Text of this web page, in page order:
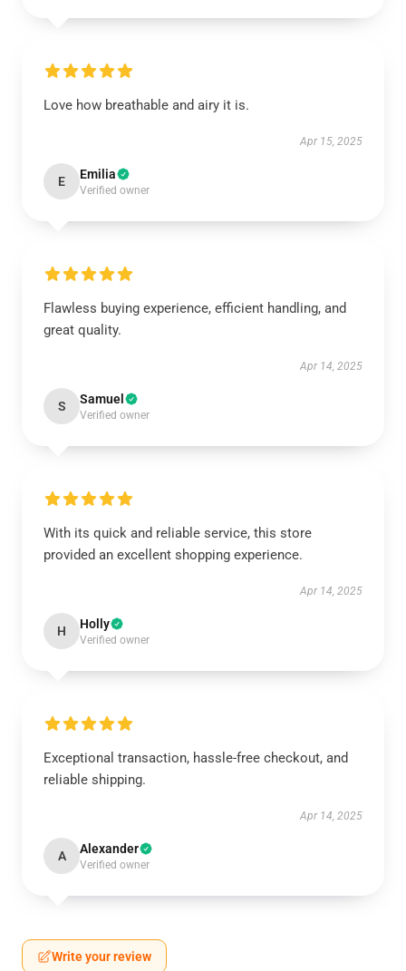
Love how breathable and airy it is.
Apr 15, 2025
E Emilia
Verified owner
Flawless buying experience, efficient handling, and
great quality.
Apr 14, 2025
S Samuel
Verified owner
With its quick and reliable service, this store
provided an excellent shopping experience.
Apr 14, 2025
H Holly
Verified owner
Exceptional transaction, hassle-free checkout, and
reliable shipping.
Apr 14, 2025
A Alexander
Verified owner
Write your review